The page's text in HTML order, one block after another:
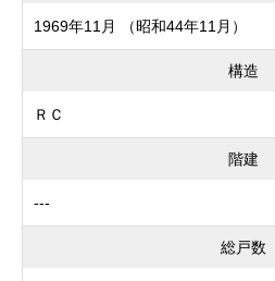
1969年11月 （昭和44年11月）
構造
ＲＣ
階建
---
総戸数